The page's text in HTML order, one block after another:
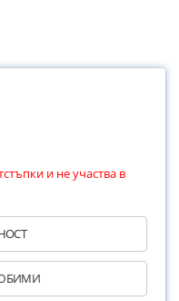
и не участва в